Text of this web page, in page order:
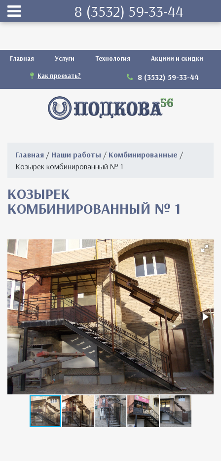
Главная Услуги Технология Акциии и скидки
Как проехать? 8 (3532) 59-33-44
Главная / Наши работы / Комбинированные /
Козырек комбинированный № 1
КОЗЫРЕК
КОМБИНИРОВАННЫЙ № 1
8 (3532) 59-33-44